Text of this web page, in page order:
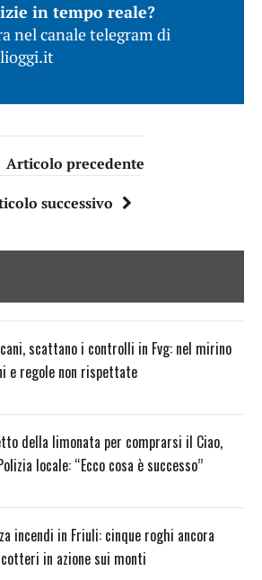
in tempo reale?
nel canale telegram di
Articolo precedente
successivo
scattano i controlli in Fvg: nel mirino
e regole non rispettate
della limonata per comprarsi il Ciao,
locale: “Ecco cosa è successo”
incendi in Friuli: cinque roghi ancora
in azione sui monti